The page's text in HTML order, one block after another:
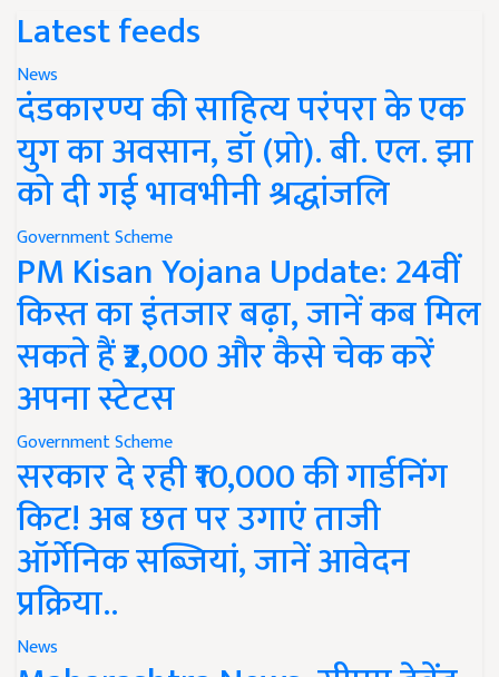
Latest feeds
News
दंडकारण्य की साहित्य परंपरा के एक
युग का अवसान, डॉ (प्रो). बी. एल. झा
को दी गई भावभीनी श्रद्धांजलि
Government Scheme
PM Kisan Yojana Update: 24वीं
किस्त का इंतजार बढ़ा, जानें कब मिल
सकते हैं ₹2,000 और कैसे चेक करें
अपना स्टेटस
Government Scheme
सरकार दे रही ₹10,000 की गार्डनिंग
किट! अब छत पर उगाएं ताजी
ऑर्गेनिक सब्जियां, जानें आवेदन
प्रक्रिया..
News